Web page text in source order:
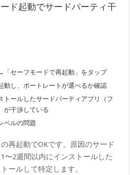
ド起動でサードパーティ干
「セーフモードで再起動」をタップ
動し、ポートレートが選べるか確認
トールしたサードパーティアプリ（フ
が干渉している
ベルの問題
再起動でOKです。原因のサード
〜2週間以内にインストールした
ールして特定します。